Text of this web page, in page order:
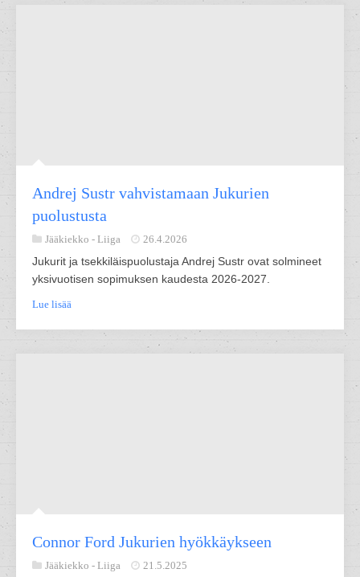
Andrej Sustr vahvistamaan Jukurien
puolustusta
Jääkiekko - Liiga 26.4.2026
Jukurit ja tsekkiläispuolustaja Andrej Sustr ovat solmineet
yksivuotisen sopimuksen kaudesta 2026-2027.
Lue lisää
Connor Ford Jukurien hyökkäykseen
Jääkiekko - Liiga 21.5.2025